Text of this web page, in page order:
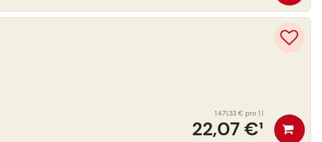
22,07 €¹
1.471,33 € pro 1 l